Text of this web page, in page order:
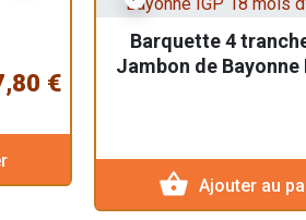
€
Barquette 4
Jambon de Bayonne
shopping_basket Ajouter au